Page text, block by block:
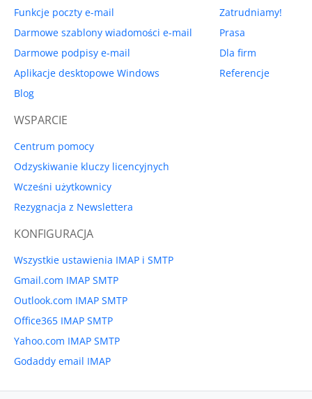
Funkcje poczty e-mail
Darmowe szablony wiadomości e-mail
Darmowe podpisy e-mail
Aplikacje desktopowe Windows
Blog
Zatrudniamy!
Prasa
Dla firm
Referencje
WSPARCIE
Centrum pomocy
Odzyskiwanie kluczy licencyjnych
Wcześni użytkownicy
Rezygnacja z Newslettera
KONFIGURACJA
Wszystkie ustawienia IMAP i SMTP
Gmail.com IMAP SMTP
Outlook.com IMAP SMTP
Office365 IMAP SMTP
Yahoo.com IMAP SMTP
Godaddy email IMAP